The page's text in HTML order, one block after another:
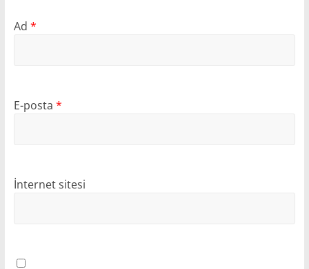
Ad *
E-posta *
İnternet sitesi